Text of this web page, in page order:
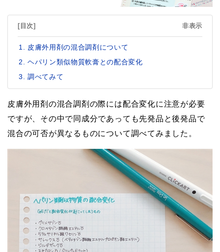
[目次] 非表示
皮膚外用剤の混合調剤について
ヘパリン類似物質軟膏との配合変化
調べてみて
皮膚外用剤の混合調剤の際には配合変化に注意が必要
ですが、その中で同成分であっても先発品と後発品で
混合の可否が異なるものについて調べてみました。